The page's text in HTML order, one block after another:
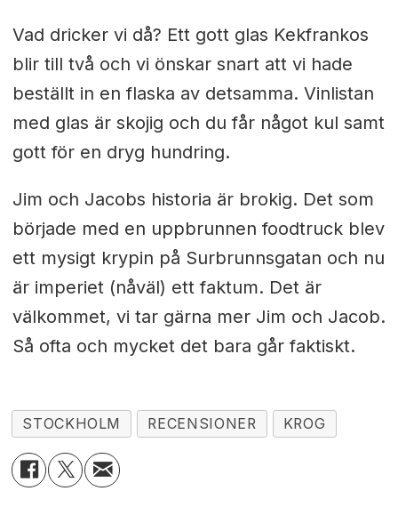
Vad dricker vi då? Ett gott glas Kekfrankos
blir till två och vi önskar snart att vi hade
beställt in en flaska av detsamma. Vinlistan
med glas är skojig och du får något kul samt
gott för en dryg hundring.
Jim och Jacobs historia är brokig. Det som
började med en uppbrunnen foodtruck blev
ett mysigt krypin på Surbrunnsgatan och nu
är imperiet (nåväl) ett faktum. Det är
välkommet, vi tar gärna mer Jim och Jacob.
Så ofta och mycket det bara går faktiskt.
STOCKHOLM RECENSIONER KROG